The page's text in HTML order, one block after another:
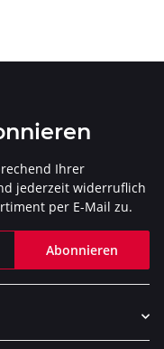
Ihrer
jederzeit widerruflich
per E-Mail zu.
Abonnieren